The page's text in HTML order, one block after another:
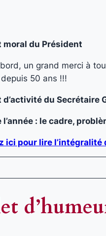
moral du Président
un grand merci à
50 ans !!!
d’activité du Secrétaire
l’année : le cadre,
ici pour lire l’intégralité